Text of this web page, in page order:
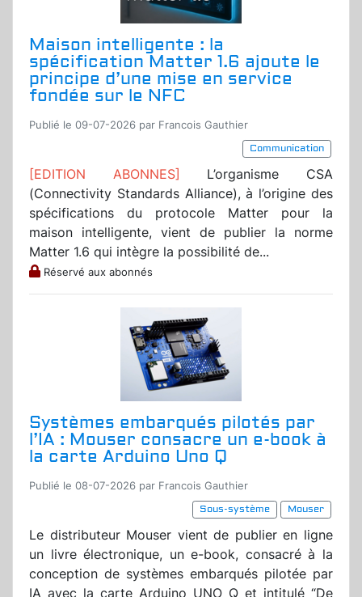
Maison intelligente : la
spécification Matter 1.6 ajoute le
principe d’une mise en service
fondée sur le NFC
Publié le 09-07-2026 par Francois Gauthier
Communication
[EDITION ABONNES] L’organisme CSA
(Connectivity Standards Alliance), à l’origine des
spécifications du protocole Matter pour la
maison intelligente, vient de publier la norme
Matter 1.6 qui intègre la possibilité de...
Réservé aux abonnés
Systèmes embarqués pilotés par
l’IA : Mouser consacre un e-book à
la carte Arduino Uno Q
Publié le 08-07-2026 par Francois Gauthier
Sous-système
Mouser
Le distributeur Mouser vient de publier en ligne
un livre électronique, un e-book, consacré à la
conception de systèmes embarqués pilotée par
IA avec la carte Arduino UNO Q et intitulé “De